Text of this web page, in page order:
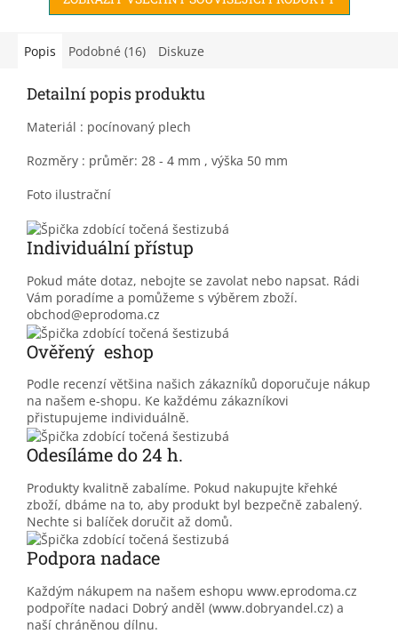
Popis Podobné (16) Diskuze
Detailní popis produktu
Materiál : pocínovaný plech
Rozměry : průměr: 28 - 4 mm , výška 50 mm
Foto ilustrační
Individuální přístup
Pokud máte dotaz, nebojte se zavolat nebo napsat. Rádi
Vám poradíme a pomůžeme s výběrem zboží.
obchod@eprodoma.cz
Ověřený eshop
Podle recenzí většina našich zákazníků doporučuje nákup
na našem e-shopu. Ke každému zákazníkovi
přistupujeme individuálně.
Odesíláme do 24 h.
Produkty kvalitně zabalíme. Pokud nakupujte křehké
zboží, dbáme na to, aby produkt byl bezpečně zabalený.
Nechte si balíček doručit až domů.
Podpora nadace
Každým nákupem na našem eshopu www.eprodoma.cz
podpoříte nadaci Dobrý anděl (www.dobryandel.cz) a
naší chráněnou dílnu.